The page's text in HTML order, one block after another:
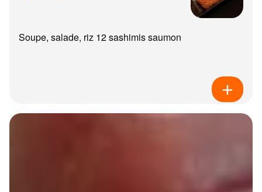
Soupe, salade, riz 12 sashimis saumon